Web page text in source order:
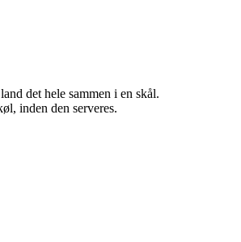
det hele sammen i en skål.
inden den serveres.